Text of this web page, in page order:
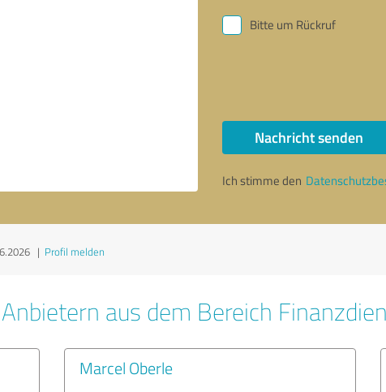
Bitte um Rückruf
Nachricht senden
Ich stimme den
| Profil melden
aus dem Bereich
Marcel Oberle